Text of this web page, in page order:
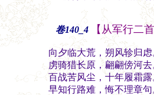
卷140_4 【从军行二
向夕临大荒，朔风轸归
虏骑猎长原，翩翩傍河
百战苦风尘，十年履霜
早知行路难，悔不理章句